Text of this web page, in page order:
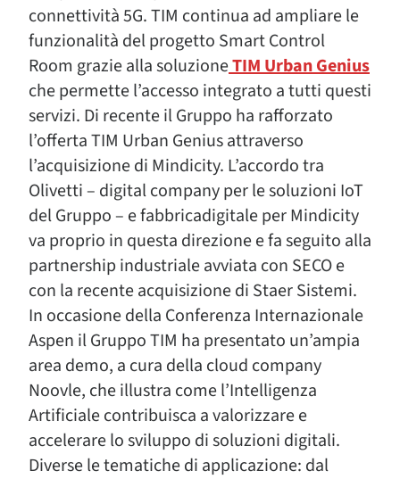
connettività 5G. TIM continua ad ampliare le
funzionalità del progetto Smart Control
Room grazie alla soluzioneTIM Urban Genius
che permette l’accesso integrato a tutti questi
servizi. Di recente il Gruppo ha rafforzato
l’offerta TIM Urban Genius attraverso
l’acquisizione di Mindicity. L’accordo tra
Olivetti – digital company per le soluzioni IoT
del Gruppo – e fabbricadigitale per Mindicity
va proprio in questa direzione e fa seguito alla
partnership industriale avviata con SECO e
con la recente acquisizione di Staer Sistemi.
In occasione della Conferenza Internazionale
Aspen il Gruppo TIM ha presentato un’ampia
area demo, a cura della cloud company
Noovle, che illustra come l’Intelligenza
Artificiale contribuisca a valorizzare e
accelerare lo sviluppo di soluzioni digitali.
Diverse le tematiche di applicazione: dal